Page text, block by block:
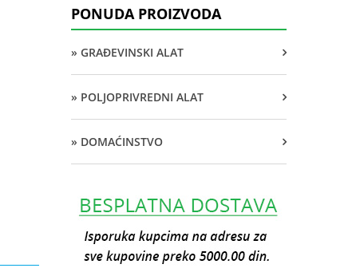
PONUDA PROIZVODA
» GRAĐEVINSKI ALAT
» POLJOPRIVREDNI ALAT
» DOMAĆINSTVO